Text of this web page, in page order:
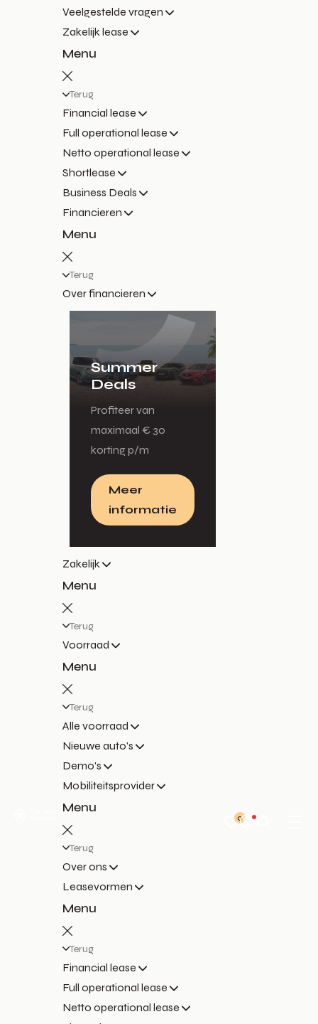
Veelgestelde vragen
Zakelijk lease
Menu
Terug
Financial lease
Full operational lease
Netto operational lease
Shortlease
Business Deals
Financieren
Menu
Terug
Over financieren
Summer
Deals
Profiteer van
maximaal € 30
korting p/m
Meer
informatie
Zakelijk
Menu
Terug
Voorraad
Menu
Terug
Alle voorraad
Nieuwe auto's
Demo's
Mobiliteitsprovider
Menu
Terug
Over ons
Leasevormen
Menu
Terug
Financial lease
Full operational lease
Netto operational lease
0